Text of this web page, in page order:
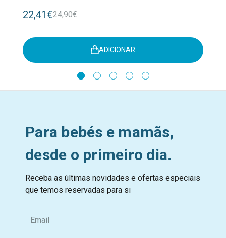
22,41€24,90€
ADICIONAR
Para bebés e mamãs,
desde o primeiro dia.
Receba as últimas novidades e ofertas especiais
que temos reservadas para si
m